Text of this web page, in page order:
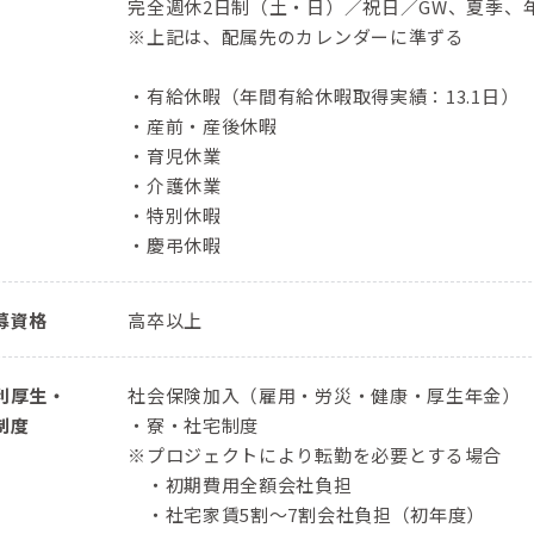
完全週休2日制（土・日）／祝日／GW、夏季、
※上記は、配属先のカレンダーに準ずる
・有給休暇（年間有給休暇取得実績：13.1日）
・産前・産後休暇
・育児休業
・介護休業
・特別休暇
・慶弔休暇
資格 高卒以上
厚生・
度
社会保険加入（雇用・労災・健康・厚生年金）
・寮・社宅制度
※プロジェクトにより転勤を必要とする場合
・初期費用全額会社負担
・社宅家賃5割～7割会社負担（初年度）